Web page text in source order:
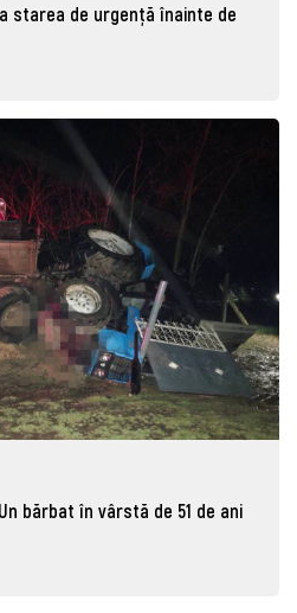
starea de urgență înainte de
bărbat în vârstă de 51 de ani